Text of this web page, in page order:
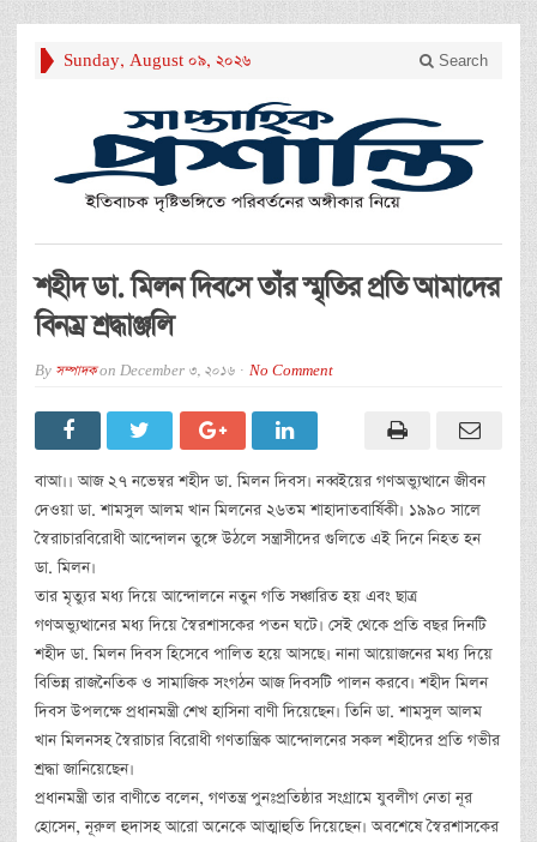
Sunday, August 09, 2026 Search
শহীদ ডা. মিলন দিবসে তাঁর স্মৃতির প্রতি আমাদের
বিনম্র শ্রদ্ধাঞ্জলি
By সম্পাদকon December 3, 2016 No Comment
বাআ।। আজ ২৭ নভেম্বর শহীদ ডা. মিলন দিবস। নব্বইয়ের গণঅভ্যুত্থানে জীবন
দেওয়া ডা. শামসুল আলম খান মিলনের ২৬তম শাহাদাতবার্ষিকী। ১৯৯০ সালে
স্বৈরাচারবিরোধী আন্দোলন তুঙ্গে উঠলে সন্ত্রাসীদের গুলিতে এই দিনে নিহত হন
ডা. মিলন।
তার মৃত্যুর মধ্য দিয়ে আন্দোলনে নতুন গতি সঞ্চারিত হয় এবং ছাত্র
গণঅভ্যুত্থানের মধ্য দিয়ে স্বৈরশাসকের পতন ঘটে। সেই থেকে প্রতি বছর দিনটি
শহীদ ডা. মিলন দিবস হিসেবে পালিত হয়ে আসছে। নানা আয়োজনের মধ্য দিয়ে
বিভিন্ন রাজনৈতিক ও সামাজিক সংগঠন আজ দিবসটি পালন করবে। শহীদ মিলন
দিবস উপলক্ষে প্রধানমন্ত্রী শেখ হাসিনা বাণী দিয়েছেন। তিনি ডা. শামসুল আলম
খান মিলনসহ স্বৈরাচার বিরোধী গণতান্ত্রিক আন্দোলনের সকল শহীদের প্রতি গভীর
শ্রদ্ধা জানিয়েছেন।
প্রধানমন্ত্রী তার বাণীতে বলেন, গণতন্ত্র পুনঃপ্রতিষ্ঠার সংগ্রামে যুবলীগ নেতা নূর
হোসেন, নূরুল হুদাসহ আরো অনেকে আত্মাহুতি দিয়েছেন। অবশেষে স্বৈরশাসকের